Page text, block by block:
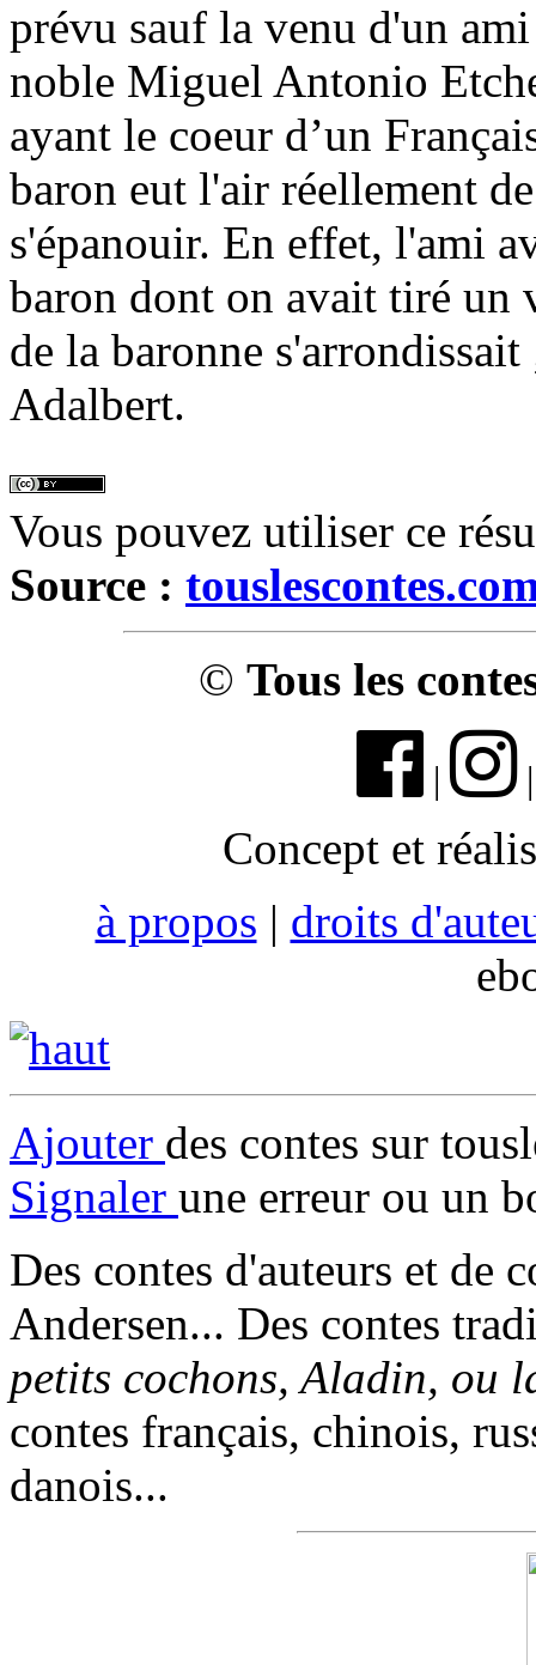
prévu sauf la venu d'un
noble Miguel Antonio
ayant le coeur d’un
baron eut l'air réellement
s'épanouir. En effet, l'ami
baron dont on avait tiré un
de la baronne
Adalbert.
Vous pouvez utiliser ce
Source :
© Tous les
|
Concept et
à propos | droits
Ajouter des contes sur
Signaler une erreur ou un
Des contes d'auteurs et de
Andersen... Des contes
petits cochons, Aladin, ou
contes français, chinois,
danois...